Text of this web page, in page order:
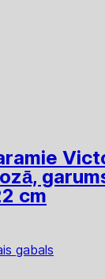
cm
gabals